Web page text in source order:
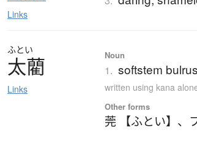
Links
ふとい
太藺
Links
Noun
1. softstem
written using kana
Other forms
莞 【ふとい】 、